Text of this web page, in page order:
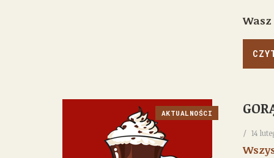
AKTUALNOŚCI
14